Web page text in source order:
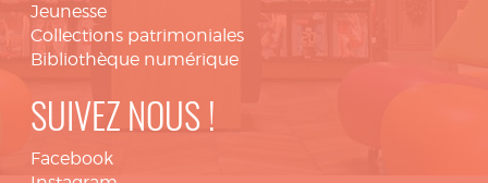
Jeunesse
Collections patrimoniales
Bibliothèque numérique
SUIVEZ NOUS !
Facebook